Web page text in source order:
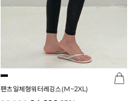
팬츠일체형워터레깅스(M~2XL)